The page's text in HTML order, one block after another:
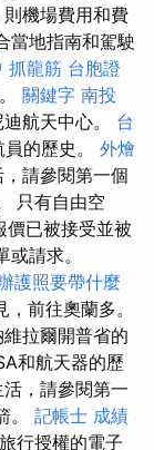
機場費用和費
當地指南和駕駛
抓龍筋 台胞證
關鍵字 南投
航天中心。 台
的歷史。 外燴
請參閱第一個
只有自由空
價已被接受並被
請求。
護照要帶什麼
前往奧蘭多。
拉爾開普省的
和航天器的歷
，請參閱第一
。 記帳士 成績
行授權的電子